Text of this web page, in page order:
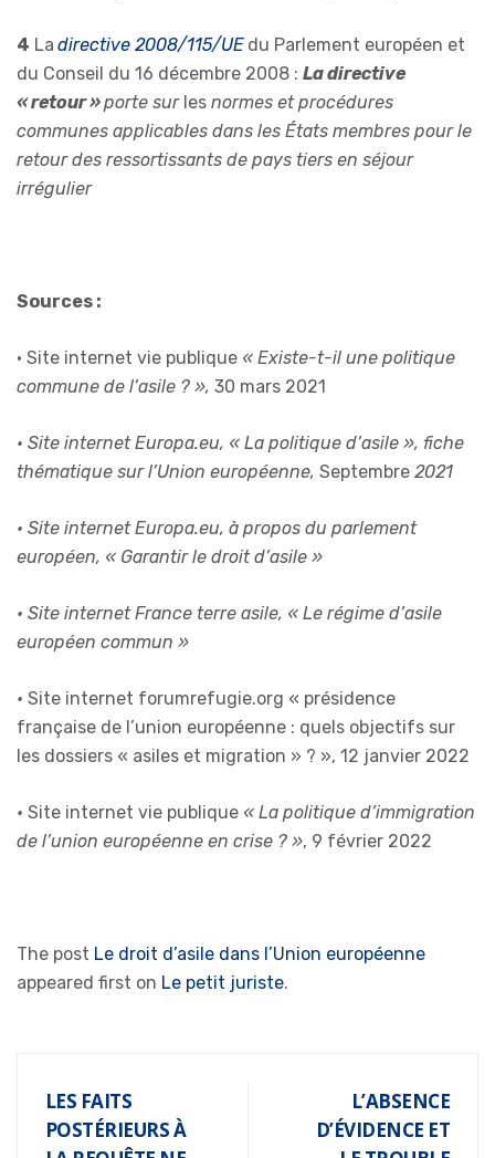
4 La directive 2008/115/UE du Parlement européen et
du Conseil du 16 décembre 2008 : La directive
« retour »porte surles normes et procédures
communes applicables dans les États membres pour le
retour des ressortissants de pays tiers en séjour
irrégulier
Sources :
• Site internet vie publique « Existe-t-il une politique
commune de l’asile ? », 30 mars 2021
• Site internet Europa.eu, « La politique d’asile », fiche
thématique sur l’Union européenne, Septembre 2021
• Site internet Europa.eu, à propos du parlement
européen, « Garantir le droit d’asile »
• Site internet France terre asile, « Le régime d’asile
européen commun »
• Site internet forumrefugie.org « présidence
française de l’union européenne : quels objectifs sur
les dossiers « asiles et migration » ? », 12 janvier 2022
• Site internet vie publique « La politique d’immigration
de l’union européenne en crise ? », 9 février 2022
The post Le droit d’asile dans l’Union européenne
appeared first on Le petit juriste.
LES FAITS
POSTÉRIEURS À
L’ABSENCE
D’ÉVIDENCE ET